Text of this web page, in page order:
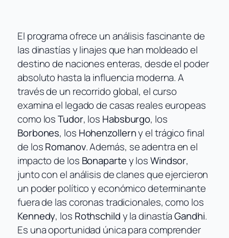
El programa ofrece un análisis fascinante de
las dinastías y linajes que han moldeado el
destino de naciones enteras, desde el poder
absoluto hasta la influencia moderna. A
través de un recorrido global, el curso
examina el legado de casas reales europeas
como losTudor, los Habsburgo, los
Borbones, los Hohenzollerny el trágico final
de losRomanov. Además, se adentra en el
impacto de los Bonapartey losWindsor,
junto con el análisis de clanes que ejercieron
un poder político y económico determinante
fuera de las coronas tradicionales, como los
Kennedy, los Rothschildy la dinastíaGandhi.
Es una oportunidad única para comprender